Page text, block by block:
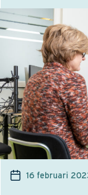
16 februari